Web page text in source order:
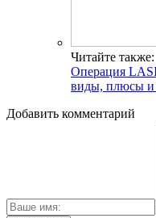
Читайте также:
Операция
виды, плюсы и
Добавить комментарий